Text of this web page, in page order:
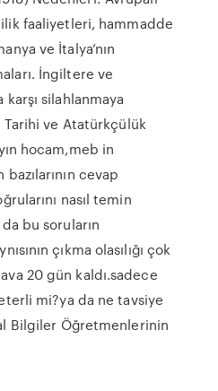
faaliyetleri, hammadde
ve İtalya’nın
İngiltere ve
karşı silahlanmaya
Tarihi ve Atatürkçülük
hocam,meb in
bazılarının cevap
nasıl temin
bu soruların
çıkma olasılığı çok
20 gün kaldı.sadece
mi?ya da ne tavsiye
Bilgiler Öğretmenlerinin